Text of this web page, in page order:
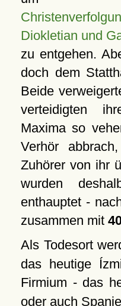
Diokletian und
zu entgehen.
doch dem
Beide
verteidigten
Maxima so
Verhör
Zuhörer von ihr
wurden
enthauptet -
zusammen mit
Als Todesort
das heutige
Firmium - das
oder auch